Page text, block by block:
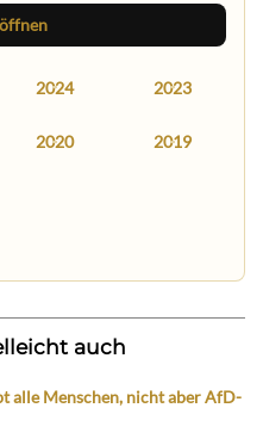
2024 2023
2020 2019
auch
alle Menschen, nicht aber AfD-